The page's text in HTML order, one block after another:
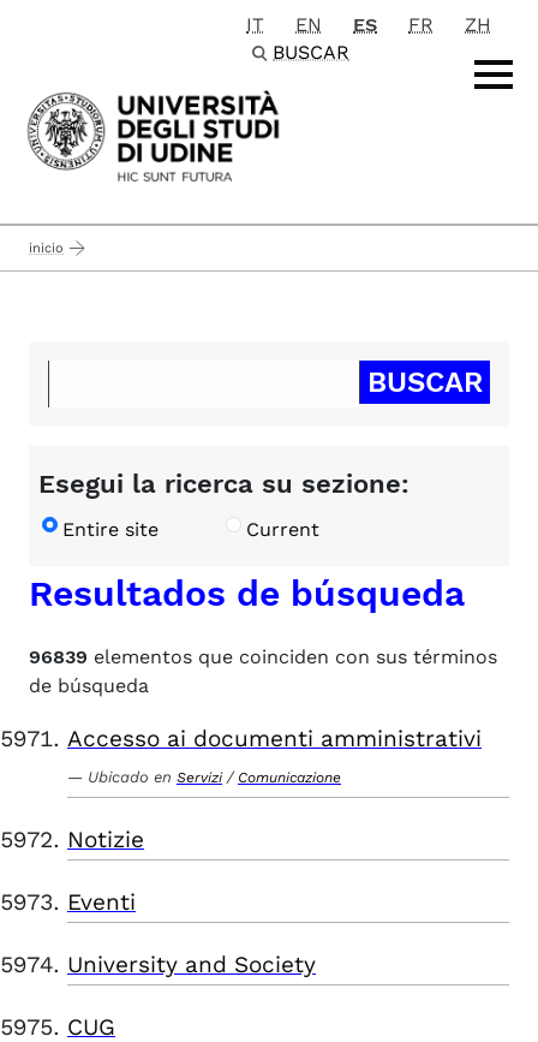
Passa al contenuto principale
IT EN ES FR
ZH
BUSCAR
inicio
Esegui la ricerca su sezione:
Entire site Current
Resultados de búsqueda
96839 elementos que coinciden con sus términos
de búsqueda
Accesso ai documenti amministrativi
Ubicado en Servizi / Comunicazione
Notizie
Eventi
University and Society
CUG